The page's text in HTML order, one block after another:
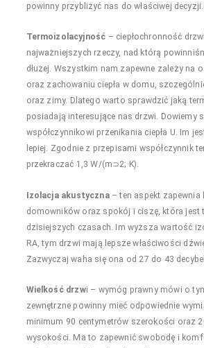
powinny przybliżyć nas do właściwej decyzji.
Termoizolacyjność – ciepłochronność
najważniejszych rzeczy, nad którą
dłużej. Wszystkim nam zapewne zależy na
oraz zachowaniu ciepła w domu,
oraz zimy. Dlatego warto sprawdzić jaką
posiadają interesujące nas drzwi. Dowiemy
współczynnikowi przenikania ciepła U. Im
lepiej. Zgodnie z przepisami współczynnik
przekraczać 1,3 W/(m⊃2;·K).
Izolacja akustyczna– ten aspekt zapewnia
domowników oraz spokój i ciszę, która jest
dzisiejszych czasach. Im wyższa wartość
RA, tym drzwi mają lepsze właściwości
Zazwyczaj waha się ona od 27 do 43
Wielkość drzwi – wymóg prawny mówi o
zewnętrzne powinny mieć odpowiednie
minimum 90 centymetrów szerokości oraz
wysokości. Ma to zapewnić swobodę i